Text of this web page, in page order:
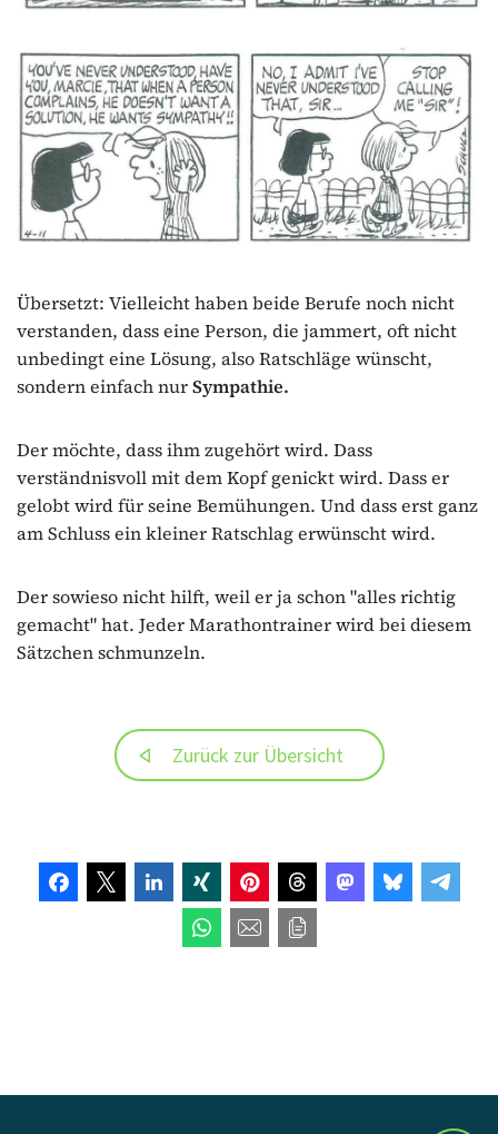
Übersetzt: Vielleicht haben beide Berufe noch nicht
verstanden, dass eine Person, die jammert, oft nicht
unbedingt eine Lösung, also Ratschläge wünscht,
sondern einfach nurSympathie.
Der möchte, dass ihm zugehört wird. Dass
verständnisvoll mit dem Kopf genickt wird. Dass er
gelobt wird für seine Bemühungen. Und dass erst ganz
am Schluss ein kleiner Ratschlag erwünscht wird.
Der sowieso nicht hilft, weil er ja schon "alles richtig
gemacht" hat. Jeder Marathontrainer wird bei diesem
Sätzchen schmunzeln.
Zurück zur Übersicht